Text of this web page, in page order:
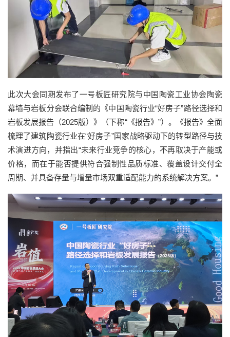
此次大会同期发布了一号板匠研究院与中国陶瓷工业协会陶瓷
幕墙与岩板分会联合编制的《中国陶瓷行业“好房子”路径选择和
岩板发展报告（2025版）》（下称“《报告》”）。《报告》全面
梳理了建筑陶瓷行业在“好房子”国家战略驱动下的转型路径与技
术演进方向，并指出“未来行业竞争的核心，不再取决于产能或
价格，而在于能否提供符合强制性品质标准、覆盖设计交付全
周期、并具备存量与增量市场双重适配能力的系统解决方案。”